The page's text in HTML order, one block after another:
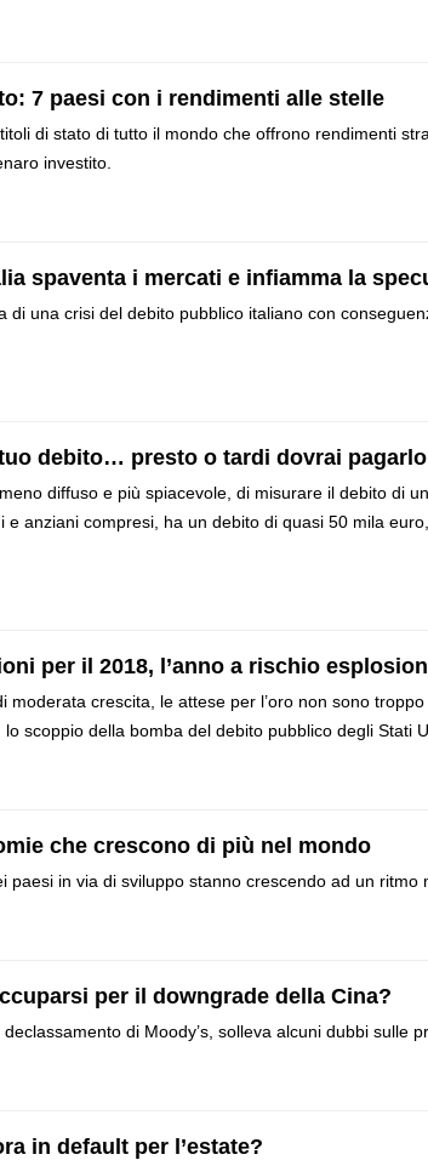
7 paesi con i rendimenti alle stelle
di stato di tutto il mondo che offrono rendimenti
investito.
spaventa i mercati e infiamma la
di una crisi del debito pubblico italiano con
debito… presto o tardi dovrai
diffuso e più spiacevole, di misurare il debito di
e anziani compresi, ha un debito di quasi 50 mila
per il 2018, l’anno a rischio
moderata crescita, le attese per l’oro non sono
scoppio della bomba del debito pubblico degli Stati
che crescono di più nel mondo
paesi in via di sviluppo stanno crescendo ad un
per il downgrade della Cina?
di Moody’s, solleva alcuni dubbi sulle
in default per l’estate?